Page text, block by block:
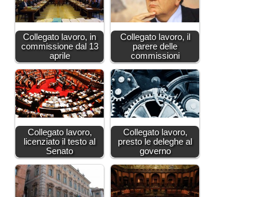
Collegato lavoro, in
commissione dal 13
aprile
Collegato lavoro, il
parere delle
commissioni
Collegato lavoro,
licenziato il testo al
Senato
Collegato lavoro,
presto le deleghe al
governo